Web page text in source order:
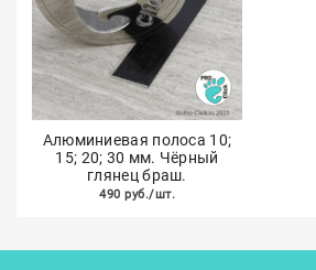
Алюминиевая полоса 10;
15; 20; 30 мм. Чёрный
глянец браш.
490 руб./шт.